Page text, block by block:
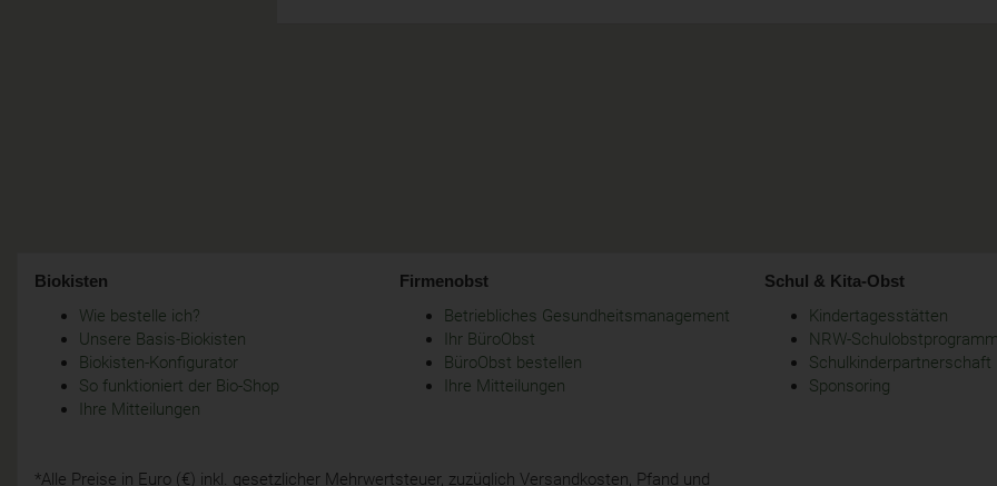
Biokisten
Wie bestelle ich?
Unsere Basis-Biokisten
Biokisten-Konfigurator
So funktioniert der Bio-Shop
Ihre Mitteilungen
Firmenobst
Betriebliches Gesundheitsmanagement
Ihr BüroObst
BüroObst bestellen
Ihre Mitteilungen
Schul & Kita-Obst
Kindertagesstätten
NRW-Schulobstprogramm
Schulkinderpartnerschaft
Sponsoring
*Alle Preise in Euro (€) inkl. gesetzlicher Mehrwertsteuer, zuzüglich Versandkosten, Pfand und